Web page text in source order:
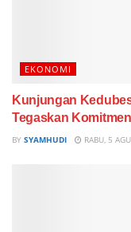
EKONOMI
Kunjungan
Tegaskan
BY SYAMHUDI RABU, 5